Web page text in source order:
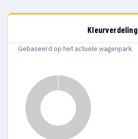
Kleurverdeling
Gebaseerd op het actuele wagenpark.